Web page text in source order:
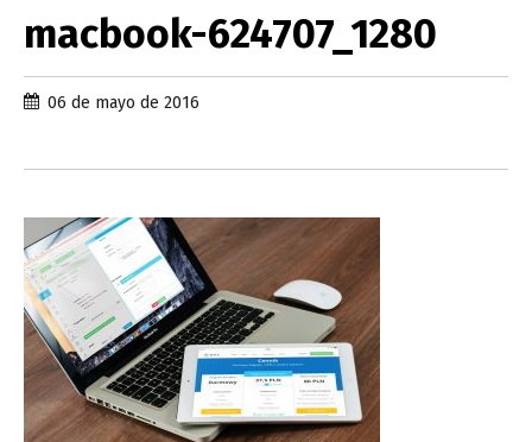
macbook-624707_1280
06 de mayo de 2016